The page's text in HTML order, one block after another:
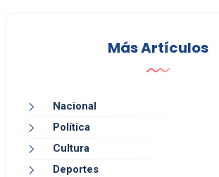
Más Artículos
Nacional
Política
Cultura
Deportes